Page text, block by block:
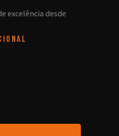
excelência desde